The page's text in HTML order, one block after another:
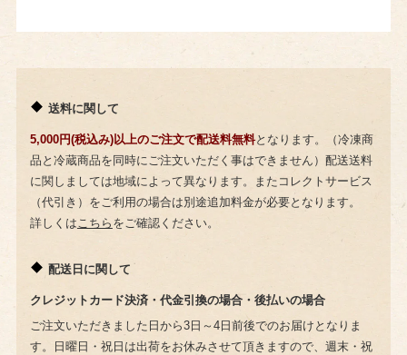
送料に関して
5,000円(税込み)以上のご注文で配送料無料となります。（冷凍商
品と冷蔵商品を同時にご注文いただく事はできません）配送送料
に関しましては地域によって異なります。またコレクトサービス
（代引き）をご利用の場合は別途追加料金が必要となります。
詳しくはこちら をご確認ください。
配送日に関して
クレジットカード決済・代金引換の場合・後払いの場合
ご注文いただきました日から3日～4日前後でのお届けとなりま
す。日曜日・祝日は出荷をお休みさせて頂きますので、週末・祝